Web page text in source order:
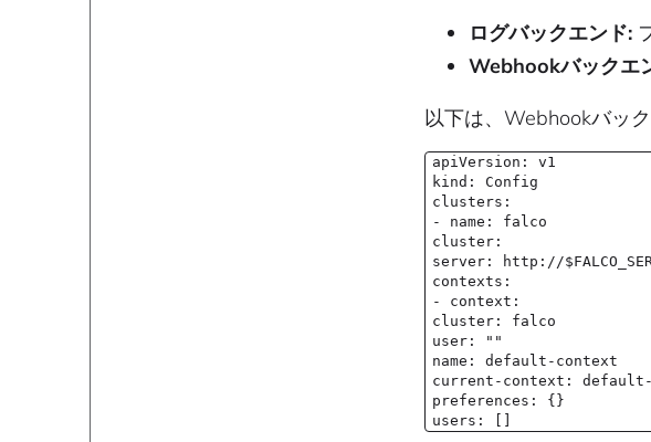
ログバックエンド:
Webhookバックエ
以下は、Webhookバッ
apiVersion: v1
kind: Config
clusters:
- name: falco
cluster:
server: http://
contexts:
- context:
cluster: falco
user: ""
name: default-context
current-context:
preferences: {}
users: []